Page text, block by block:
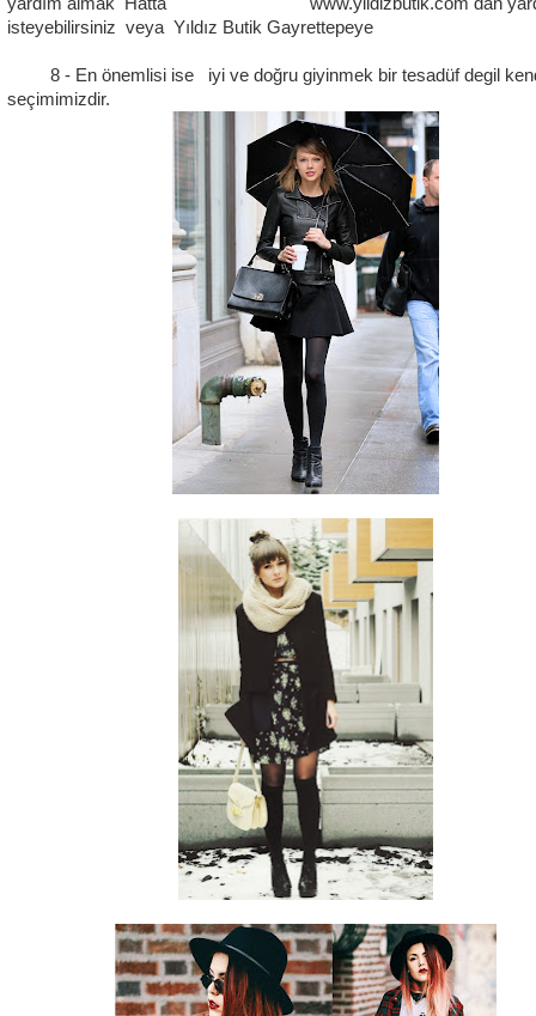
isteyebilirsiniz veya Yıldız Butik Gayrettepeye
8 - En önemlisi ise iyi ve doğru giyinmek bir tesadüf degil
seçimimizdir.